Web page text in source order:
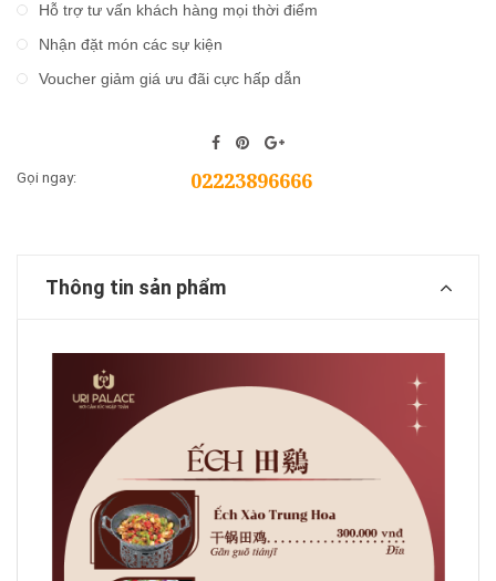
Hỗ trợ tư vấn khách hàng mọi thời điểm
Nhận đặt món các sự kiện
Voucher giảm giá ưu đãi cực hấp dẫn
Gọi ngay: 02223896666
Thông tin sản phẩm